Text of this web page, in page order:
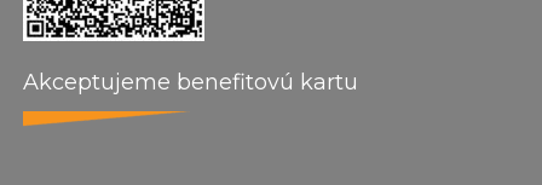
Akceptujeme benefitovú kartu